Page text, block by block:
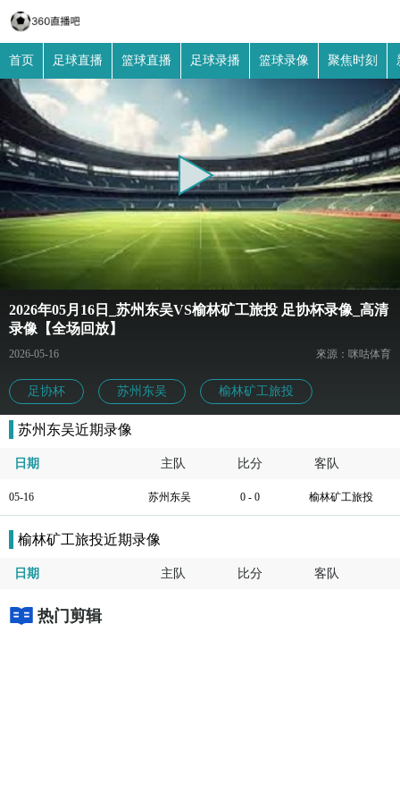
首页 足球直播 篮球直播 足球录播 篮球录像 聚焦时刻
2026年05月16日_苏州东吴VS榆林矿工旅投 足协杯录像_高清
录像【全场回放】
2026-05-16 來源：咪咕体育
足协杯 苏州东吴 榆林矿工旅投
苏州东吴近期录像
日期 主队 比分 客队
05-16 苏州东吴 0 - 0 榆林矿工旅投
榆林矿工旅投近期录像
日期 主队 比分 客队
热门剪辑